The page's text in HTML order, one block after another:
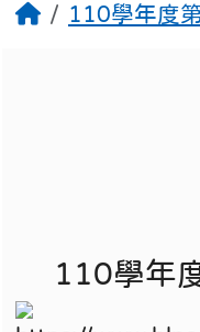
110學年度
110學年